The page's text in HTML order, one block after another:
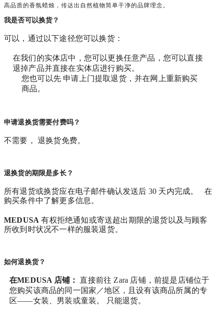
高品质的香氛蜡烛，传达出自然植物简单干净的品牌理念。
我是否可以换货？
可以，通过以下途径您可以换货：
在我们的实体店中，您可以更换任意产品，您可以直接
退掉产品并直接在实体店进行购买。
您也可以先 申请上门提取退货，并在网上重新购买
商品。
申请退换货需要付费吗？
不需要， 退换货免费。
退换货的期限是多长？
所有退货或换货应在电子邮件确认发送后 30 天内完成。 在
购买条件中了解更多信息。
MEDUSA有权拒绝通知或寄送超出期限的退货以及与顾客
所收到时状况不一样的服装退货。
如何退换货？
在MEDUSA 店铺：直接前往 Zara 店铺，前提是店铺位于
您购买该商品的同一国家／地区，且设有该商品所属的专
区——女装、男装或童装。 只能退货。